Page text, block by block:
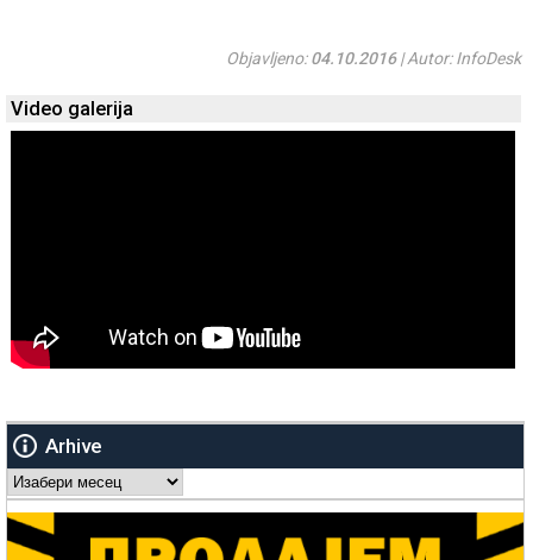
Objavljeno:04.10.2016| Autor: InfoDesk
Video galerija
Arhive
Arhive